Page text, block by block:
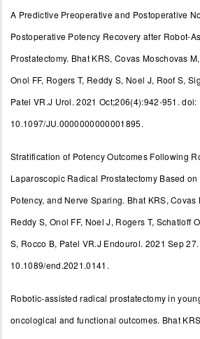
A Predictive Preoperative and Postoperative
Postoperative Potency Recovery after Robot-
Prostatectomy. Bhat KRS, Covas Moschovas
Onol FF, Rogers T, Reddy S, Noel J, Roof S,
Patel VR.J Urol. 2021 Oct;206(4):942-951. doi:
10.1097/JU.0000000000001895.
Stratification of Potency Outcomes Following
Laparoscopic Radical Prostatectomy Based
Potency, and Nerve Sparing. Bhat KRS, Covas
Reddy S, Onol FF, Noel J, Rogers T, Schatloff
S, Rocco B, Patel VR.J Endourol. 2021 Sep
10.1089/end.2021.0141.
Robotic-assisted radical prostatectomy in
oncological and functional outcomes. Bhat